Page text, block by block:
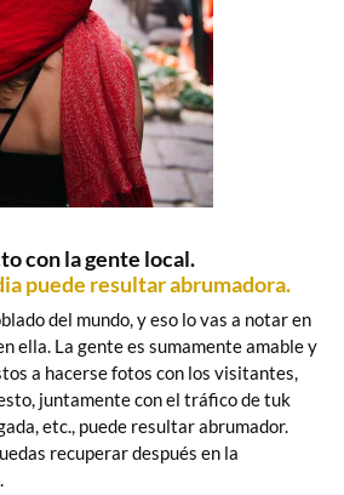
con la gente local.
puede resultar abrumadora.
del mundo, y eso lo vas a notar en
ella. La gente es sumamente amable y
a hacerse fotos con los visitantes,
juntamente con el tráfico de tuk
etc., puede resultar abrumador.
recuperar después en la